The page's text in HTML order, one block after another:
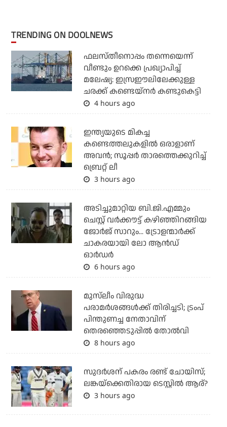
TRENDING ON DOOLNEWS
ഫലസ്തീനൊപ്പം തന്നെയെന്ന്
വീണ്ടും ഉറക്കെ പ്രഖ്യാപിച്ച്
മലേഷ്യ: ഇസ്രഈലിലേക്കുള്ള
ചരക്ക് കണ്ടെയ്‌നര്‍ കണ്ടുകെട്ടി
4 hours ago
ഇന്ത്യയുടെ മികച്ച
കണ്ടെത്തലുകളില്‍ ഒരാളാണ്
അവന്‍; സൂപ്പര്‍ താരത്തെക്കുറിച്ച്
ബ്രെറ്റ് ലീ
3 hours ago
അടിച്ചുമാറ്റിയ ബി.ജി.എമ്മും
ചെസ്റ്റ് വര്‍ക്കൗട്ട് കഴിഞ്ഞിറങ്ങിയ
ജോര്‍ജ് സാറും... ട്രോളന്മാര്‍ക്ക്
ചാകരയായി ലോ ആന്‍ഡ്
ഓര്‍ഡര്‍
6 hours ago
മുസ്‌ലീം വിരുദ്ധ
പരാമര്‍ശങ്ങള്‍ക്ക് തിരിച്ചടി; ട്രംപ്
പിന്തുണച്ച നേതാവിന്
തെരഞ്ഞെടുപ്പില്‍ തോല്‍വി
8 hours ago
സുദര്‍ശന് പകരം രണ്ട് ചോയിസ്;
ലങ്കയ്‌ക്കെതിരായ ടെസ്റ്റില്‍ ആര്?
3 hours ago